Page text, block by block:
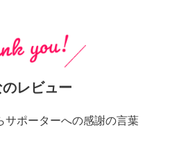
レビュー
サポーターへの感謝の言葉